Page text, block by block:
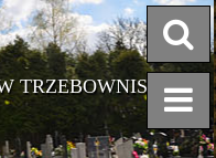
TRZEBOWNISKU